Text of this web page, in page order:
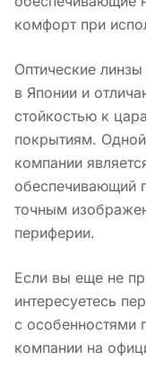
комфорт при
Оптические
в Японии и
стойкостью к
покрытиям.
компании
обеспечивающий
точным
периферии.
Если вы еще не
интересуетесь
с особенностями
компании на